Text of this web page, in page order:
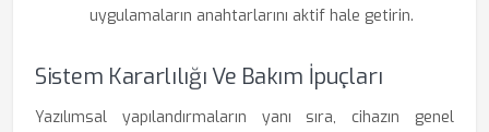
uygulamaların anahtarlarını aktif hale getirin.
Sistem Kararlılığı Ve Bakım İpuçları
Yazılımsal yapılandırmaların yanı sıra, cihazın genel